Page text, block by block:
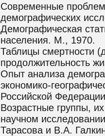
Современные
демографических
Демографическая
населения. М., 1970.
Таблицы смертности
продолжительность
Опыт анализа
экономико-
Российской
Возрастные группы,
научном
Тарасова и В.А.